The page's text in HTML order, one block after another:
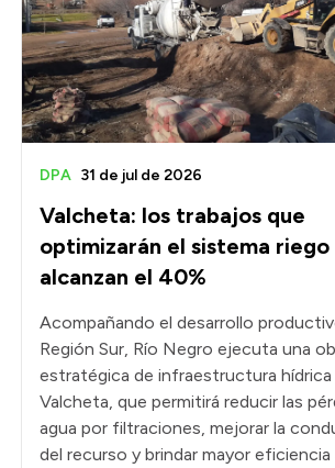
Valcheta: los trabajos que
optimizarán el sistema riego
alcanzan el 40%
DPA 31 de jul de 2026
Acompañando el desarrollo
Región Sur, Río Negro ejecuta una
estratégica de infraestructura hídrica
Valcheta, que permitirá reducir las
agua por filtraciones, mejorar la
del recurso y brindar mayor eficiencia